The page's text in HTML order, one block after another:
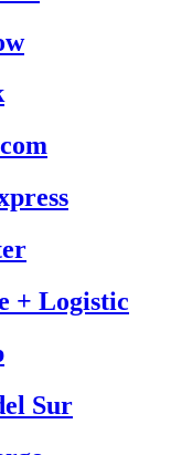
+ Logistic
Sur